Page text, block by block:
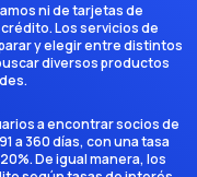
ni de tarjetas de
Los servicios de
y elegir entre distintos
diversos productos
a encontrar socios de
a 360 días, con una tasa
De igual manera, los